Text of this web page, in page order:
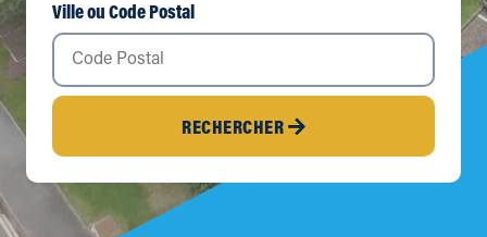
Ville ou Code Postal
RECHERCHER